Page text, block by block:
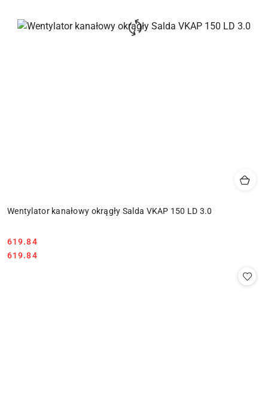
Wentylator kanałowy okrągły Salda VKAP 150 LD 3.0
Cena:
619.84
Cena:
619.84